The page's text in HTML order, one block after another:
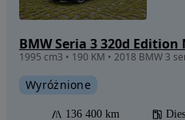
BMW Seria 3 320d
1995 cm3 • 190 KM • 2018 BMW 3
Wyróżnione
136 400 km